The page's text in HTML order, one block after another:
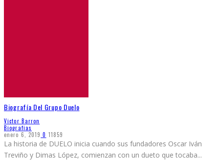
Biografía Del Grupo Duelo
Victor Barron
Biografias
enero 6, 2019 0 11859
La historia de DUELO inicia cuando sus fundadores Oscar Iván
Treviño y Dimas López, comienzan con un dueto que tocaba...